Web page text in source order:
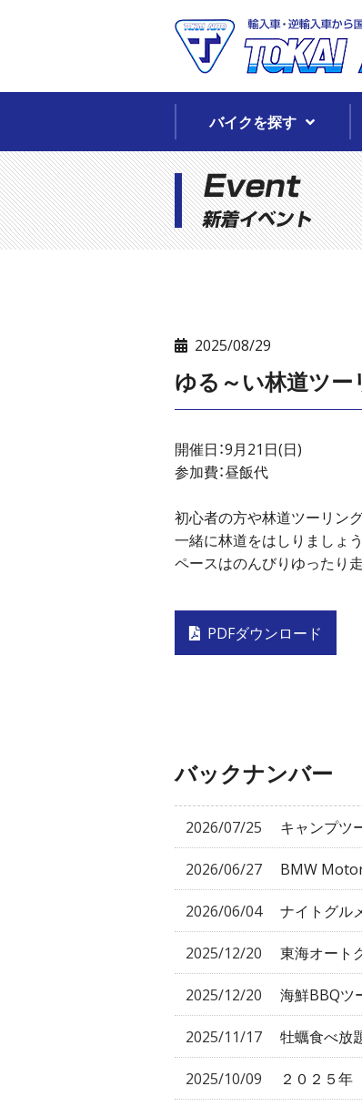
バイクを探す
2025/08/29
ゆる～い林道ツー
開催日：9月21日(日)
参加費：昼飯代
初心者の方や林道ツーリン
一緒に林道をはしりましょ
ペースはのんびりゆったり
PDFダウンロード
バックナンバー
2026/07/25
キャンプ
2026/06/27
BMW
2026/06/04
ナイトグル
2025/12/20
東海オート
2025/12/20
海鮮BBQツ
2025/11/17
牡蠣食べ放
2025/10/09
２０２５